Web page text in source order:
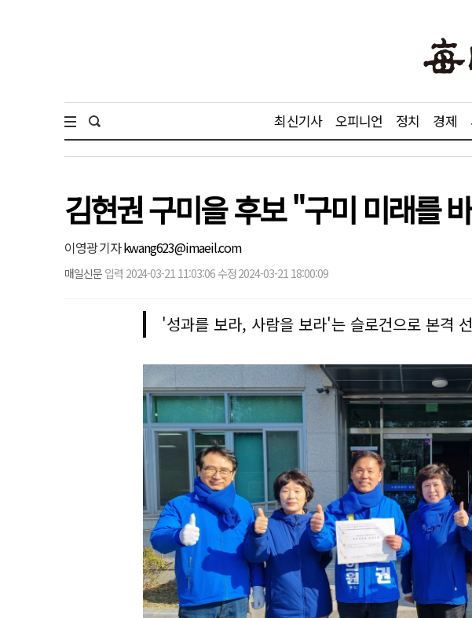
최신기사 오피니언 정치 경제
김현권 구미을 후보 "구미 미래를
이영광 기자kwang623@imaeil.com
매일신문 입력 2024-03-21 11:03:06 수정 2024-03-21 18:00:09
'성과를 보라, 사람을 보라'는 슬로건으로 본격